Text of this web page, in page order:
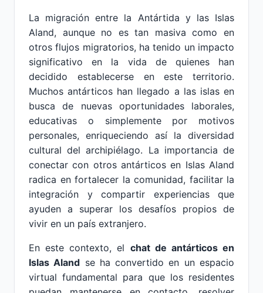
La migración entre la Antártida y las Islas
Aland, aunque no es tan masiva como en
otros flujos migratorios, ha tenido un impacto
significativo en la vida de quienes han
decidido establecerse en este territorio.
Muchos antárticos han llegado a las islas en
busca de nuevas oportunidades laborales,
educativas o simplemente por motivos
personales, enriqueciendo así la diversidad
cultural del archipiélago. La importancia de
conectar con otros antárticos en Islas Aland
radica en fortalecer la comunidad, facilitar la
integración y compartir experiencias que
ayuden a superar los desafíos propios de
vivir en un país extranjero.
En este contexto, el chat de antárticos en
Islas Aland se ha convertido en un espacio
virtual fundamental para que los residentes